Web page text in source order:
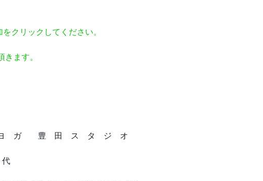
クリックしてください。
ます。
ガ 豊 田 ス タ ジ オ